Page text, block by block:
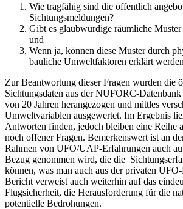
Wie tragfähig sind die öffentlich
Sichtungsmeldungen?
Gibt es glaubwürdige räumliche
und
Wenn ja, können diese Muster durch
bauliche Umweltfaktoren erklärt
Zur Beantwortung dieser Fragen wurden die
Sichtungsdaten aus der NUFORC-
von 20 Jahren herangezogen und mittles
Umweltvariablen ausgewertet. Im Ergebnis
Antworten finden, jedoch bleiben eine Reihe
noch offener Fragen. Bemerkenswert ist an
Rahmen von UFO/UAP-Erfahrungen auch
Bezug genommen wird, die die
können, was man auch aus der privaten
Bericht verweist auch weiterhin auf das
Flugsicherheit, die Herausforderung für die
potentielle Bedrohungen.